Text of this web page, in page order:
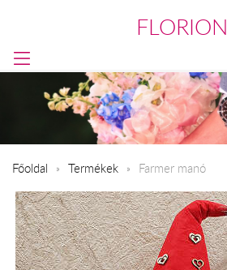
FLORION
Főoldal Termékek Farmer manó